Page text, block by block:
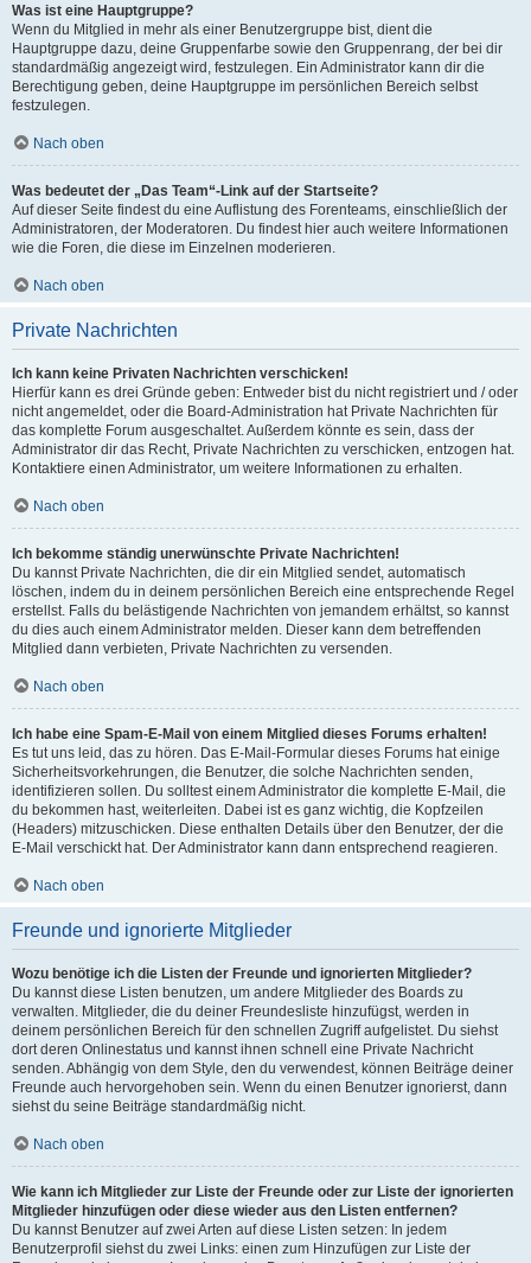
Was ist eine Hauptgruppe?
Wenn du Mitglied in mehr als einer Benutzergruppe bist, dient die
Hauptgruppe dazu, deine Gruppenfarbe sowie den Gruppenrang, der bei dir
standardmäßig angezeigt wird, festzulegen. Ein Administrator kann dir die
Berechtigung geben, deine Hauptgruppe im persönlichen Bereich selbst
festzulegen.
Nach oben
Was bedeutet der „Das Team“-Link auf der Startseite?
Auf dieser Seite findest du eine Auflistung des Forenteams, einschließlich der
Administratoren, der Moderatoren. Du findest hier auch weitere Informationen
wie die Foren, die diese im Einzelnen moderieren.
Nach oben
Private Nachrichten
Ich kann keine Privaten Nachrichten verschicken!
Hierfür kann es drei Gründe geben: Entweder bist du nicht registriert und / oder
nicht angemeldet, oder die Board-Administration hat Private Nachrichten für
das komplette Forum ausgeschaltet. Außerdem könnte es sein, dass der
Administrator dir das Recht, Private Nachrichten zu verschicken, entzogen hat.
Kontaktiere einen Administrator, um weitere Informationen zu erhalten.
Nach oben
Ich bekomme ständig unerwünschte Private Nachrichten!
Du kannst Private Nachrichten, die dir ein Mitglied sendet, automatisch
löschen, indem du in deinem persönlichen Bereich eine entsprechende Regel
erstellst. Falls du belästigende Nachrichten von jemandem erhältst, so kannst
du dies auch einem Administrator melden. Dieser kann dem betreffenden
Mitglied dann verbieten, Private Nachrichten zu versenden.
Nach oben
Ich habe eine Spam-E-Mail von einem Mitglied dieses Forums erhalten!
Es tut uns leid, das zu hören. Das E-Mail-Formular dieses Forums hat einige
Sicherheitsvorkehrungen, die Benutzer, die solche Nachrichten senden,
identifizieren sollen. Du solltest einem Administrator die komplette E-Mail, die
du bekommen hast, weiterleiten. Dabei ist es ganz wichtig, die Kopfzeilen
(Headers) mitzuschicken. Diese enthalten Details über den Benutzer, der die
E-Mail verschickt hat. Der Administrator kann dann entsprechend reagieren.
Nach oben
Freunde und ignorierte Mitglieder
Wozu benötige ich die Listen der Freunde und ignorierten Mitglieder?
Du kannst diese Listen benutzen, um andere Mitglieder des Boards zu
verwalten. Mitglieder, die du deiner Freundesliste hinzufügst, werden in
deinem persönlichen Bereich für den schnellen Zugriff aufgelistet. Du siehst
dort deren Onlinestatus und kannst ihnen schnell eine Private Nachricht
senden. Abhängig von dem Style, den du verwendest, können Beiträge deiner
Freunde auch hervorgehoben sein. Wenn du einen Benutzer ignorierst, dann
siehst du seine Beiträge standardmäßig nicht.
Nach oben
Wie kann ich Mitglieder zur Liste der Freunde oder zur Liste der ignorierten
Mitglieder hinzufügen oder diese wieder aus den Listen entfernen?
Du kannst Benutzer auf zwei Arten auf diese Listen setzen: In jedem
Benutzerprofil siehst du zwei Links: einen zum Hinzufügen zur Liste der